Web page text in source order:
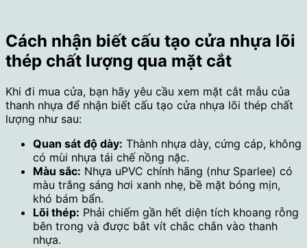
Cách nhận biết cấu tạo cửa nhựa lõi
thép chất lượng qua mặt cắt
Khi đi mua cửa, bạn hãy yêu cầu xem mặt cắt mẫu của
thanh nhựa để nhận biết cấu tạo cửa nhựa lõi thép chất
lượng như sau:
Quan sát độ dày: Thành nhựa dày, cứng cáp, không
có mùi nhựa tái chế nồng nặc.
Màu sắc: Nhựa uPVC chính hãng (như Sparlee) có
màu trắng sáng hơi xanh nhẹ, bề mặt bóng mịn,
khó bám bẩn.
Lõi thép: Phải chiếm gần hết diện tích khoang rỗng
bên trong và được bắt vít chắc chắn vào thanh
nhựa.